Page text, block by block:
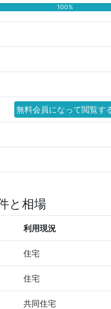
100%
無料会員になって閲覧す
と相場
利用現況
住宅
住宅
共同住宅